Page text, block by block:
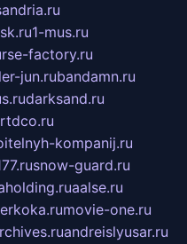
1-mus.ru
factory.ru
jun.rubandamn.ru
darksand.ru
rtdco.ru
kompanij.ru
snow-guard.ru
aalse.ru
movie-one.ru
andreislyusar.ru